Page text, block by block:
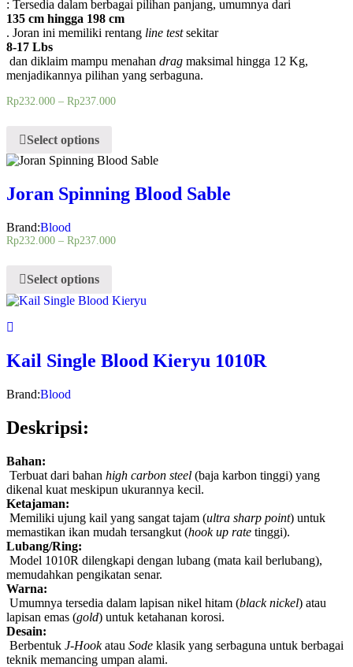
: Tersedia dalam berbagai pilihan panjang, umumnya dari
135 cm hingga 198 cm
. Joran ini memiliki rentang line testsekitar
8-17 Lbs
dan diklaim mampu menahan drag maksimal hingga 12 Kg,
menjadikannya pilihan yang serbaguna.
Rp232.000 – Rp237.000
Select options
Joran Spinning Blood Sable
Brand:Blood
Rp232.000 – Rp237.000
Select options
Kail Single Blood Kieryu 1010R
Brand:Blood
Deskripsi:
Bahan:
Terbuat dari bahan high carbon steel (baja karbon tinggi) yang
dikenal kuat meskipun ukurannya kecil.
Ketajaman:
Memiliki ujung kail yang sangat tajam (ultra sharp point) untuk
memastikan ikan mudah tersangkut (hook up rate tinggi).
Lubang/Ring:
Model 1010R dilengkapi dengan lubang (mata kail berlubang),
memudahkan pengikatan senar.
Warna:
Umumnya tersedia dalam lapisan nikel hitam (black nickel) atau
lapisan emas (gold) untuk ketahanan korosi.
Desain:
Berbentuk J-Hookatau Sode klasik yang serbaguna untuk berbagai
teknik memancing umpan alami.